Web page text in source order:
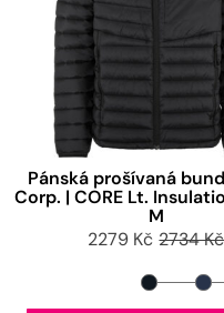
Pánská prošívaná
Corp. | CORE Lt.
M
2279 Kč 2734 Kč